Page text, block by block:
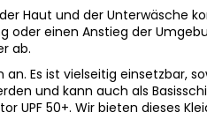
Haut und der Unterwäsche
oder einen Anstieg der
ab.
Es ist vielseitig einsetzbar,
und kann auch als
UPF 50+. Wir bieten dieses